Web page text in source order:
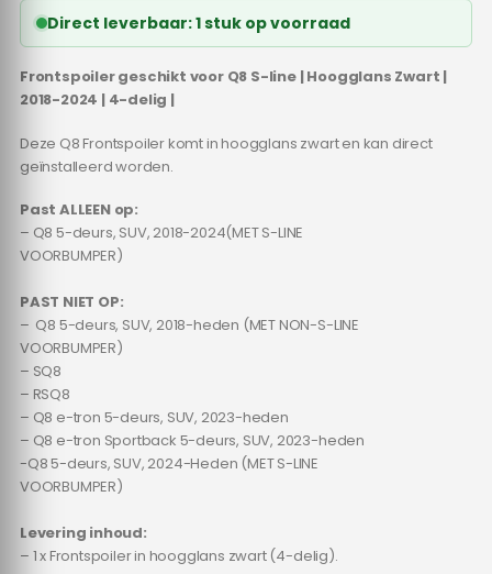
Direct leverbaar: 1 stuk op voorraad
Frontspoiler geschikt voor Q8 S-line | Hoogglans Zwart |
2018-2024 | 4-delig |
Deze Q8 Frontspoiler komt in hoogglans zwart en kan direct
geïnstalleerd worden.
Past ALLEEN op:
– Q8 5-deurs, SUV, 2018-2024(MET S-LINE
VOORBUMPER)
PAST NIET OP:
– Q8 5-deurs, SUV, 2018-heden (MET NON-S-LINE
VOORBUMPER)
– SQ8
– RSQ8
– Q8 e-tron 5-deurs, SUV, 2023-heden
– Q8 e-tron Sportback 5-deurs, SUV, 2023-heden
-Q8 5-deurs, SUV, 2024-Heden (MET S-LINE
VOORBUMPER)
Levering inhoud:
– 1 x Frontspoiler in hoogglans zwart (4-delig).